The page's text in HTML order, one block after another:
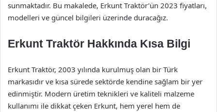
sunmaktadır. Bu makalede, Erkunt Traktör’ün 2023 fiyatları,
modelleri ve güncel bilgileri üzerinde duracağız.
Erkunt Traktör Hakkında Kısa Bilgi
Erkunt Traktör, 2003 yılında kurulmuş olan bir Türk
markasıdır ve kısa sürede sektörde kendine sağlam bir yer
edinmiştir. Modern üretim teknikleri ve kaliteli malzeme
kullanımı ile dikkat çeken Erkunt, hem yerel hem de